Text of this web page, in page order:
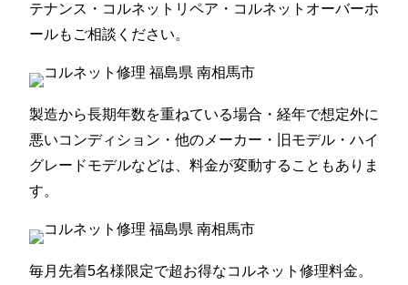
テナンス・コルネットリペア・コルネットオーバーホ
ールもご相談ください。
製造から長期年数を重ねている場合・経年で想定外に
悪いコンディション・他のメーカー・旧モデル・ハイ
グレードモデルなどは、料金が変動することもありま
す。
毎月先着5名様限定で超お得なコルネット修理料金。